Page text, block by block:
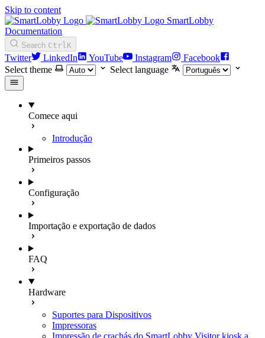
Skip to content
SmartLobby
Documentation
Search CtrlK
Twitter LinkedIn YouTube Instagram
Facebook
Select theme
Select language
Comece aqui
Introdução
Primeiros passos
Configuração
Importação e exportação de dados
FAQ
Hardware
Suportes para Dispositivos
Impressoras
Impressão de crachás do SmartLobby Visitor kiosk a